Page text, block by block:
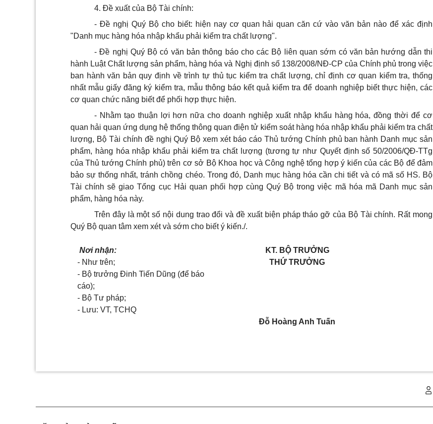
4. Đề xuất của Bộ Tài chính:
- Đề nghị Quý Bộ cho biết: hiện nay cơ quan hải quan căn cứ vào văn bản nào để xác định
"Danh mục hàng hóa nhập khẩu phải kiểm tra chất lượng".
- Đề nghị Quý Bộ có văn bản thông báo cho các Bộ liên quan sớm có văn bản hướng dẫn thi
hành Luật Chất lượng sản phẩm, hàng hóa và Nghị định số 138/2008/NĐ-CP của Chính phủ trong việc
ban hành văn bản quy định về trình tự thủ tục kiểm tra chất lượng, chỉ định cơ quan kiểm tra, thống
nhất mẫu giấy đăng ký kiểm tra, mẫu thông báo kết quả kiểm tra để doanh nghiệp biết thực hiện, các
cơ quan chức năng biết để phối hợp thực hiện.
- Nhằm tạo thuận lợi hơn nữa cho doanh nghiệp xuất nhập khẩu hàng hóa, đồng thời để cơ
quan hải quan ứng dụng hệ thống thông quan điện tử kiểm soát hàng hóa nhập khẩu phải kiểm tra chất
lượng, Bộ Tài chính đề nghị Quý Bộ xem xét báo cáo Thủ tướng Chính phủ ban hành Danh mục sản
phẩm, hàng hóa nhập khẩu phải kiểm tra chất lượng (tương tự như Quyết định số 50/2006/QĐ-TTg
của Thủ tướng Chính phủ) trên cơ sở Bộ Khoa học và Công nghệ tổng hợp ý kiến của các Bộ để đảm
bảo sự thống nhất, tránh chồng chéo. Trong đó, Danh mục hàng hóa cần chi tiết và có mã số HS. Bộ
Tài chính sẽ giao Tổng cục Hải quan phối hợp cùng Quý Bộ trong việc mã hóa mã Danh mục sản
phẩm, hàng hóa này.
Trên đây là một số nội dung trao đổi và đề xuất biện pháp tháo gỡ của Bộ Tài chính. Rất mong
Quý Bộ quan tâm xem xét và sớm cho biết ý kiến./.
Nơi nhận:
- Như trên;
- Bộ trưởng Đinh Tiến Dũng (để báo
cáo);
- Bộ Tư pháp;
- Lưu: VT, TCHQ
KT. BỘ TRƯỞNG
THỨ TRƯỞNG
Đỗ Hoàng Anh Tuấn